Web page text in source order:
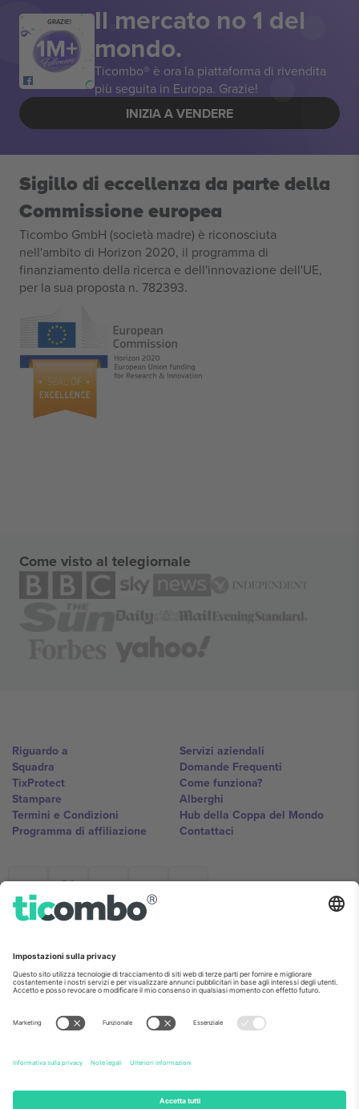
GRAZIE! Il mercato no 1 del
mondo.
Ticombo® è ora la piattaforma di rivendita
più seguita in Europa. Grazie!
INIZIA A VENDERE
Sigillo di eccellenza da parte della
Commissione europea
Ticombo GmbH (società madre) è riconosciuta
nell'ambito di Horizon 2020, il programma di
finanziamento della ricerca e dell'innovazione dell'UE,
per la sua proposta n. 782393.
Come visto al telegiornale
Riguardo a
Squadra
TixProtect
Stampare
Termini e Condizioni
Programma di affiliazione
Servizi aziendali
Domande Frequenti
Come funziona?
Alberghi
Hub della Coppa del Mondo
Contattaci
Ticombo Italia
Mimi Balkanska 132, 1540, Sofia,
base alla località, all'evento e/o al dominio. Per i dettagli controlla la
pagina specifica dell'evento, l'impronta e i termini.,